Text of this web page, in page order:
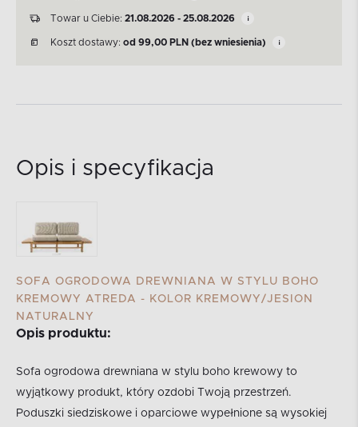
Towar u Ciebie: 21.08.2026 - 25.08.2026
Koszt dostawy: od 99,00 PLN (bez wniesienia)
Opis i specyfikacja
SOFA OGRODOWA DREWNIANA W STYLU BOHO
KREMOWY ATREDA - KOLOR KREMOWY/JESION
NATURALNY
Opis produktu:
Sofa ogrodowa drewniana w stylu boho krewowy to
wyjątkowy produkt, który ozdobi Twoją przestrzeń.
Poduszki siedziskowe i oparciowe wypełnione są wysokiej